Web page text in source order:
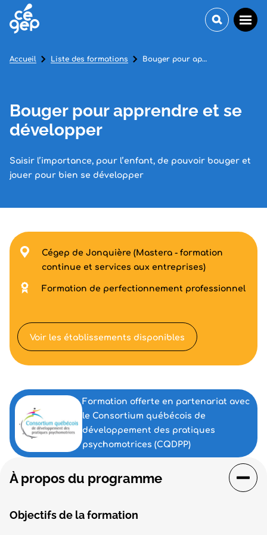
Bouger pour apprendre et se
développer
Saisir l’importance, pour l’enfant, de pouvoir bouger et
jouer pour bien se développer
Accueil Liste des formations Bouger pour apprendre et se développer
À propos du programme
Objectifs de la formation
Cégep de Jonquière (Mastera - formation
continue et services aux entreprises)
Formation de perfectionnement professionnel
Voir les établissements disponibles
Formation offerte en partenariat avec
le Consortium québécois de
développement des pratiques
psychomotrices (CQDPP)